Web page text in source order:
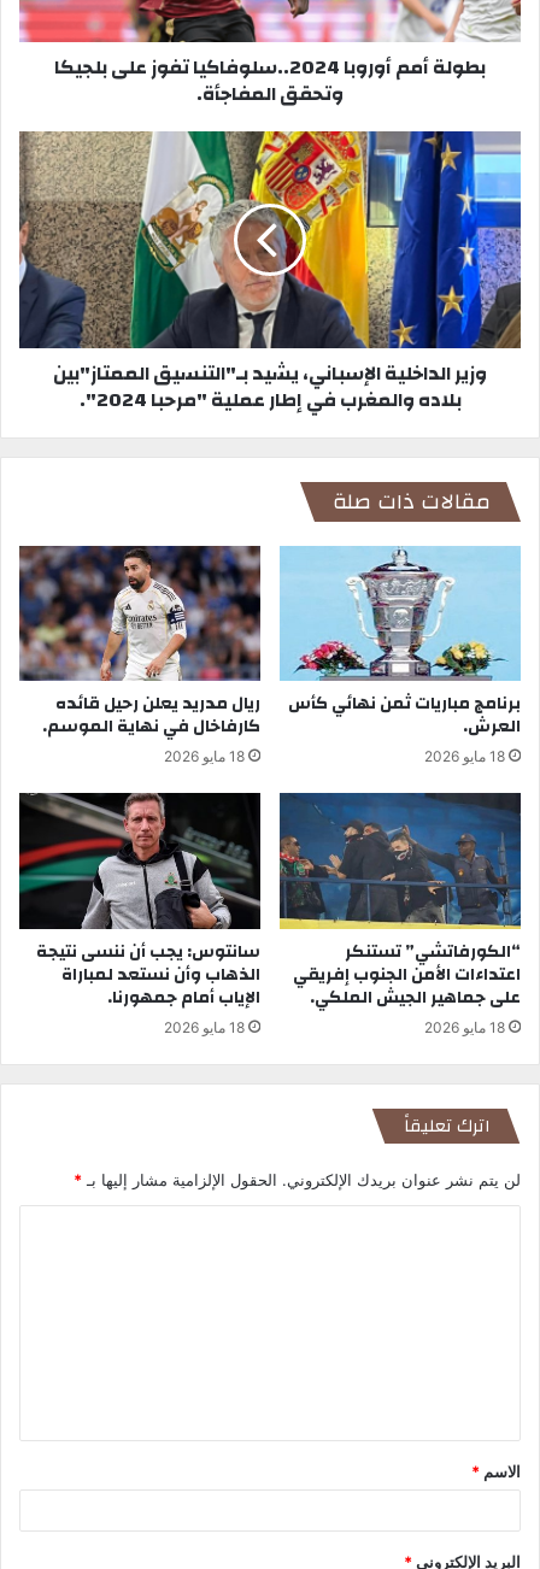
بطولة أمم أوروبا 2024..سلوفاكيا تفوز على بلجيكا
وتحقق المفاجأة.
وزير الداخلية الإسباني، يشيد بـ"التنسيق الممتاز"بين
بلاده والمغرب في إطار عملية "مرحبا 2024".
مقالات ذات صلة
برنامج مباريات ثمن نهائي كأس
العرش.
18 مايو 2026
ريال مدريد يعلن رحيل قائده
كارفاخال في نهاية الموسم.
18 مايو 2026
“الكورفاتشي” تستنكر
اعتداءات الأمن الجنوب إفريقي
على جماهير الجيش الملكي.
18 مايو 2026
سانتوس: يجب أن ننسى نتيجة
الذهاب وأن نستعد لمباراة
الإياب أمام جمهورنا.
18 مايو 2026
اترك تعليقاً
لن يتم نشر عنوان بريدك الإلكتروني. الحقول الإلزامية مشار إليها بـ*
ق
*
الاسم *
البريد الإلكتروني*